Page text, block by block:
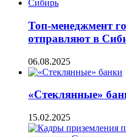
Топ-менеджмент
отправляют в
06.08.2025
«Стеклянные»
15.02.2025